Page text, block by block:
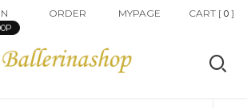
ORDER MYPAGE CART [ 0]